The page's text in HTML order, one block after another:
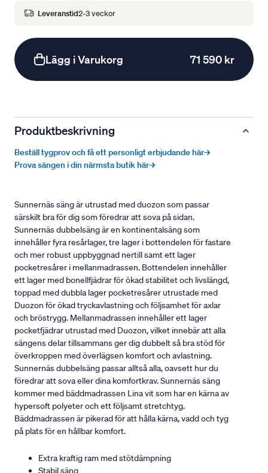
Leveranstid2-3 veckor
Lägg i Varukorg 71 590 kr
Produktbeskrivning
Beställ tygprov och få ett personligt erbjudande här→
Prova sängen i din närmsta butik här→
Sunnernäs säng är utrustad med duozon som passar
särskilt bra för dig som föredrar att sova på sidan.
Sunnernäs dubbelsäng är en kontinentalsäng som
innehåller fyra resårlager, tre lager i bottendelen för fastare
och mer robust uppbyggnad nertill samt ett lager
pocketresårer i mellanmadrassen. Bottendelen innehåller
ett lager med bonellfjädrar för ökad stabilitet och livslängd,
toppad med dubbla lager pocketresårer utrustade med
Duozon för ökad tryckavlastning och följsamhet för axlar
och bröstrygg. Mellanmadrassen innehåller ett lager
pocketfjädrar utrustad med Duozon, vilket innebär att alla
sängens delar tillsammans ger dig dubbelt så bra stöd för
överkroppen med överlägsen komfort och avlastning.
Sunnernäs dubbelsäng passar alltså alla, oavsett hur du
föredrar att sova eller dina komfortkrav. Sunnernäs säng
kommer med bäddmadrassen Lina vit som har en kärna av
hypersoft polyeter och ett följsamt stretchtyg.
Bäddmadrassen är pikerad för att hålla kärna, vadd och tyg
på plats för en hållbar komfort.
Extra kraftig ram med stötdämpning
Stabil säng